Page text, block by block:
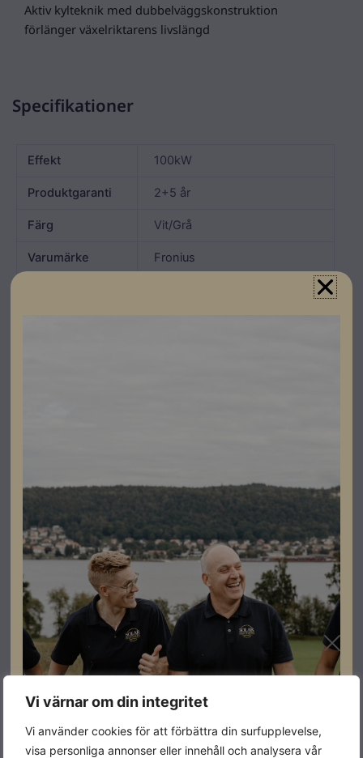
Vi värnar om din integritet
Vi använder cookies för att förbättra din surfupplevelse,
visa personliga annonser eller innehåll och analysera vår
Aktiv kylteknik med dubbelväggskonstruktion
förlänger växelriktarens livslängd
Specifikationer
Effekt 100kW
Produktgaranti 2+5 år
Färg Vit/Grå
Varumärke Fronius
Ladda ner
Garantibevis
Länkar
Brochyr
Relaterade produkter